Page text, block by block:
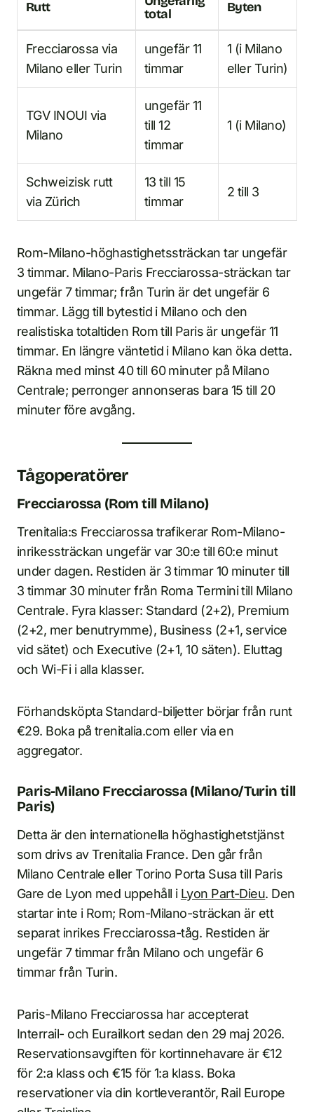
Rutt
total
Byten
Frecciarossa via
Milano eller Turin
ungefär 11
timmar
1 (i Milano
eller Turin)
TGV INOUI via
Milano
ungefär 11
till 12
timmar
1 (i Milano)
Schweizisk rutt
via Zürich
13 till 15
timmar
2 till 3
Rom-Milano-höghastighetssträckan tar ungefär
3 timmar. Milano-Paris Frecciarossa-sträckan tar
ungefär 7 timmar; från Turin är det ungefär 6
timmar. Lägg till bytestid i Milano och den
realistiska totaltiden Rom till Paris är ungefär 11
timmar. En längre väntetid i Milano kan öka detta.
Räkna med minst 40 till 60 minuter på Milano
Centrale; perronger annonseras bara 15 till 20
minuter före avgång.
Tågoperatörer
Frecciarossa (Rom till Milano)
Trenitalia:s Frecciarossa trafikerar Rom-Milano-
inrikessträckan ungefär var 30:e till 60:e minut
under dagen. Restiden är 3 timmar 10 minuter till
3 timmar 30 minuter från Roma Termini till Milano
Centrale. Fyra klasser: Standard (2+2), Premium
(2+2, mer benutrymme), Business (2+1, service
vid sätet) och Executive (2+1, 10 säten). Eluttag
och Wi-Fi i alla klasser.
Förhandsköpta Standard-biljetter börjar från runt
€29. Boka på trenitalia.com eller via en
aggregator.
Paris-Milano Frecciarossa (Milano/Turin till
Paris)
Detta är den internationella höghastighetstjänst
som drivs av Trenitalia France. Den går från
Milano Centrale eller Torino Porta Susa till Paris
Gare de Lyon med uppehåll i Lyon Part-Dieu. Den
startar inte i Rom; Rom-Milano-sträckan är ett
separat inrikes Frecciarossa-tåg. Restiden är
ungefär 7 timmar från Milano och ungefär 6
timmar från Turin.
Paris-Milano Frecciarossa har accepterat
Interrail- och Eurailkort sedan den 29 maj 2026.
Reservationsavgiften för kortinnehavare är €12
för 2:a klass och €15 för 1:a klass. Boka
reservationer via din kortleverantör, Rail Europe